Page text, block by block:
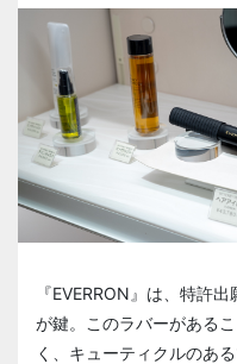
『EVERRON』は、特許
が鍵。このラバーがある
く、キューティクルのあ